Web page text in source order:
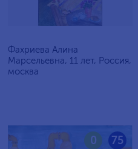
Фахриева Алина
Марсельевна, 11 лет, Россия,
москва
75
0